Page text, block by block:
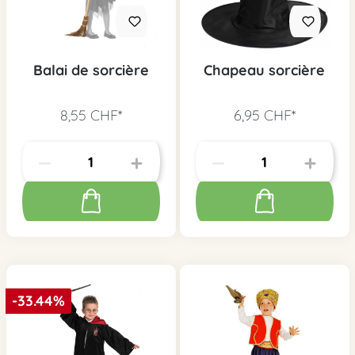
Balai de sorcière
8,55 CHF*
Chapeau sorcière
6,95 CHF*
-33.44%